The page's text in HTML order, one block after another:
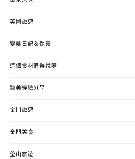
英國旅遊
變髮日記＆保養
這個食材值得說嘴
醫美經驗分享
金門旅遊
金門美食
釜山旅遊